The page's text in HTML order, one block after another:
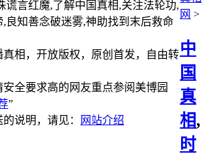
谎言红魔,了解中国真相,关注法轮功,
良知善念破迷雾,神助找到末后救命
真相，开放版权，原创首发，自由转
全要求高的网友重点参阅美博园
”
说明，请见：
网站介绍
网 >
中
国
真
相,
时